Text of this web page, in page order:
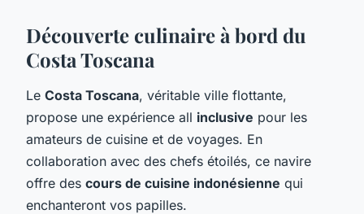
Découverte culinaire à bord du
Costa Toscana
Le Costa Toscana, véritable ville flottante,
propose une expérience all inclusive pour les
amateurs de cuisine et de voyages. En
collaboration avec des chefs étoilés, ce navire
offre des cours de cuisine indonésienne qui
enchanteront vos papilles.